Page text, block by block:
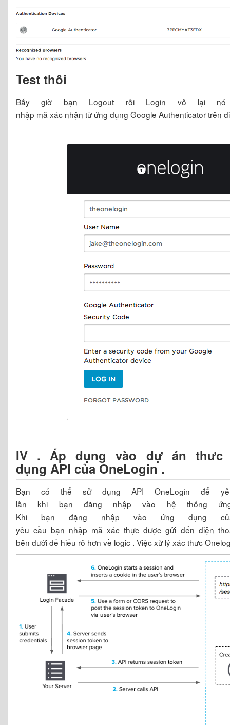
Test thôi
Bấy giờ bạn Logout rồi Login vô lại
nhập mã xác nhận từ ứng dụng Google Authenticator trên
IV . Áp dụng vào dự án thưc
dụng API của OneLogin .
Bạn có thể sử dụng API OneLogin để
lần khi bạn đăng nhập vào hệ thống
Khi bạn đặng nhập vào ứng dụng
yêu cầu bạn nhập mã xác thực được gửi đến điện
bên dưới để hiểu rõ hơn về logic . Việc xử lý xác thưc